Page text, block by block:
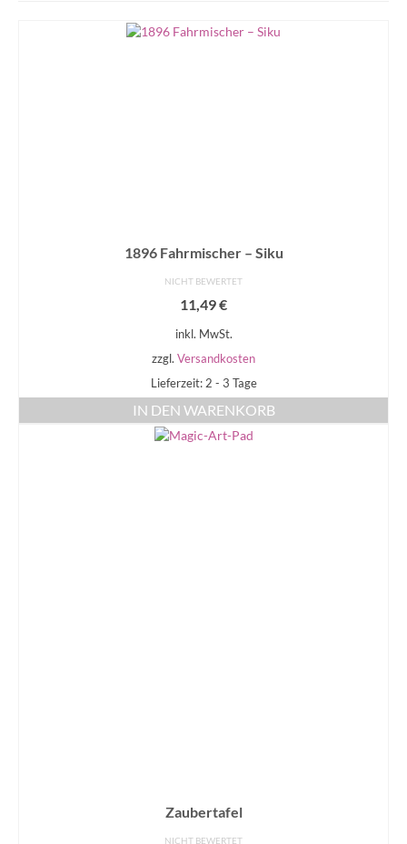
1896 Fahrmischer – Siku
NICHT BEWERTET
11,49€
inkl. MwSt.
zzgl. Versandkosten
Lieferzeit: 2 - 3 Tage
IN DEN WARENKORB
Zaubertafel
NICHT BEWERTET